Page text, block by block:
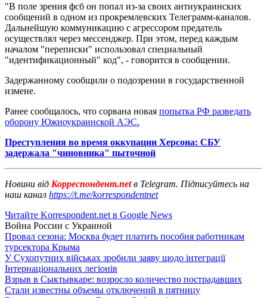
"В поле зрения фсб он попал из-за своих антиукраинских
сообщений в одном из прокремлевских Телеграмм-каналов.
Дальнейшую коммуникацию с агрессором предатель
осуществлял через мессенджер. При этом, перед каждым
началом "переписки" использовал специальный
"идентификационный" код", - говорится в сообщении.
Задержанному сообщили о подозрении в государственной
измене.
Ранее сообщалось, что сорвана новая попытка РФ разведать
оборону Южноукраинской АЭС.
Преступления во время оккупации Херсона: СБУ
задержала "чиновника" пыточной
Новини від Корреспондент.netв Telegram. Підписуйтесь на
наш канал https://t.me/korrespondentnet
Читайте Korrespondent.net в Google News
Война России с Украиной
Провал сезона: Москва будет платить пособия работникам
турсектора Крыма
У Сухопутних військах зробили заяву щодо інтеграції
Інтернаціональних легіонів
Взрыв в Сыктывкаре: возросло количество пострадавших
Стали известны объемы отключений в пятницу